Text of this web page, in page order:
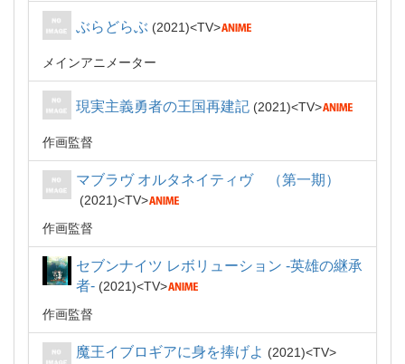
ぶらどらぶ 2021 TV
メインアニメーター
現実主義勇者の王国再建記 2021 TV
作画監督
マブラヴ オルタネイティヴ （第一期）
2021
TV
作画監督
セブンナイツ レボリューション -英雄の継承
者-
2021
TV
作画監督
魔王イブロギアに身を捧げよ 2021 TV